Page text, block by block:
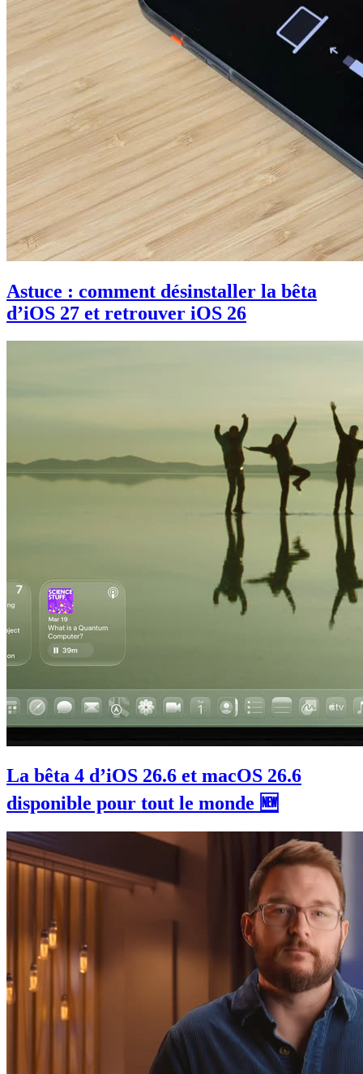
Astuce : comment désinstaller la bêta
d’iOS 27 et retrouver iOS 26
La bêta 4 d’iOS 26.6 et macOS 26.6
disponible pour tout le monde 🆕